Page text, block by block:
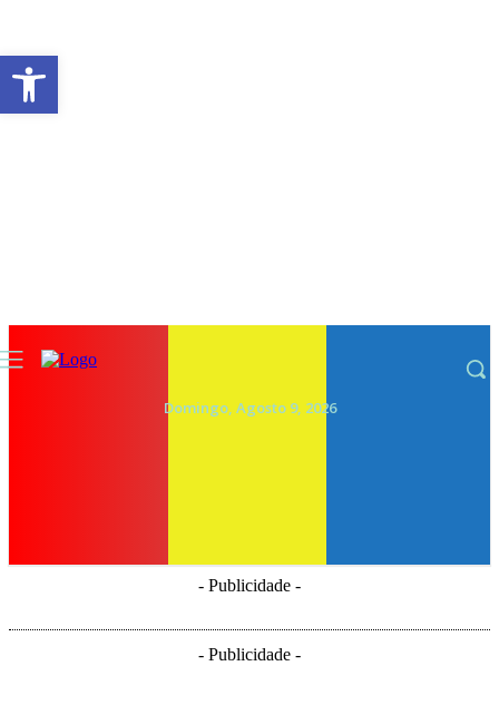
Domingo, Agosto 9, 2026
- Publicidade -
- Publicidade -
Abrir a barra de ferramentas